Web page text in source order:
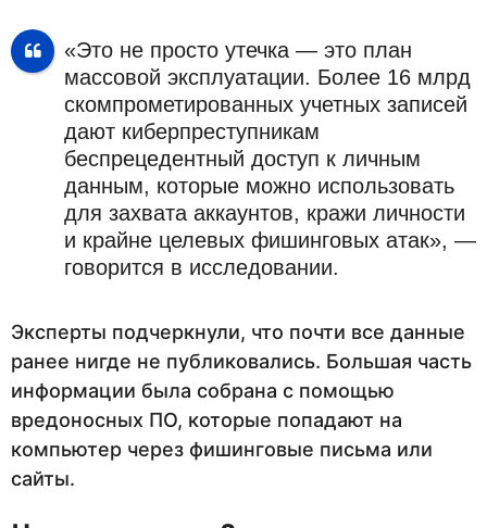
«Это не просто утечка — это план
массовой эксплуатации. Более 16 млрд
скомпрометированных учетных записей
дают киберпреступникам
беспрецедентный доступ к личным
данным, которые можно использовать
для захвата аккаунтов, кражи личности
и крайне целевых фишинговых атак», —
говорится в исследовании.
Эксперты подчеркнули, что почти все данные
ранее нигде не публиковались. Большая часть
информации была собрана с помощью
вредоносных ПО, которые попадают на
компьютер через фишинговые письма или
сайты.